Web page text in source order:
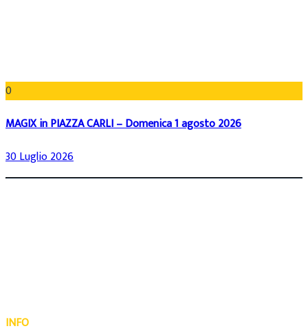
0
MAGIX in PIAZZA CARLI – Domenica 1 agosto 2026
30 Luglio 2026
INFO